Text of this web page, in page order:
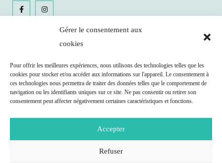
Gérer le consentement aux
cookies
Pour offrir les meilleures expériences, nous utilisons des technologies telles que les
cookies pour stocker et/ou accéder aux informations sur l'appareil. Le consentement à
ces technologies nous permettra de traiter des données telles que le comportement de
navigation ou les identifiants uniques sur ce site. Ne pas consentir ou retirer son
consentement peut affecter négativement certaines caractéristiques et fonctions.
Accepter
Refuser
Prendre RDV
Remboursement possible par votre caisse maladie
selon les clauses de votre contrat.
Nutritionniste agréée ASCA (N° J209062)